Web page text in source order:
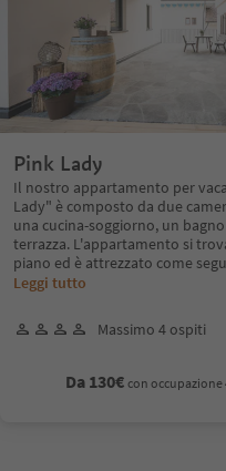
Pink Lady
Il nostro appartamento per
Lady" è composto da due
una cucina-soggiorno, un
terrazza. L'appartamento si
piano ed è attrezzato come
Leggi tutto
Massimo 4 ospiti
Da 130€ con